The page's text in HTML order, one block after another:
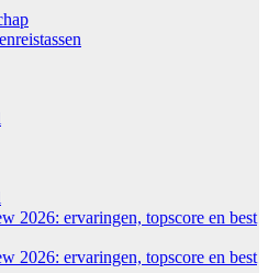
2026: ervaringen, topscore en best
2026: ervaringen, topscore en best